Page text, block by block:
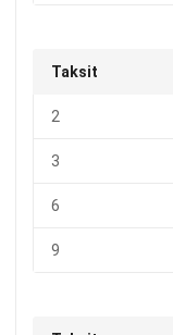
Taksit
2
3
6
9